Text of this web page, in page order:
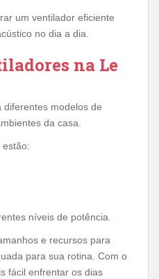
um ventilador eficiente
no dia a dia.
na Le
diferentes modelos de
da casa.
estão:
níveis de potência.
e recursos para
para sua rotina. Com o
fácil enfrentar os dias